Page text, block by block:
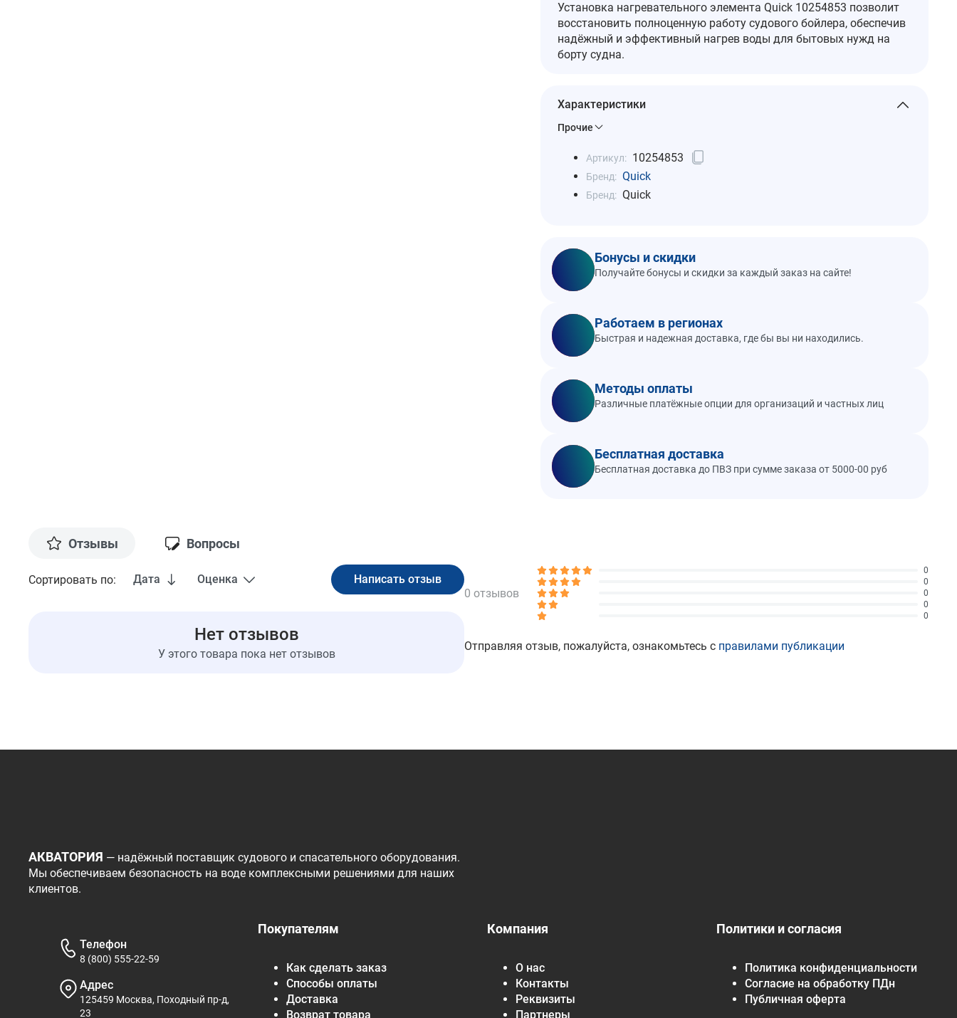
Установка нагревательного элемента Quick 10254853 позволит
восстановить полноценную работу судового бойлера, обеспечив
надёжный и эффективный нагрев воды для бытовых нужд на
борту судна.
Характеристики
Прочие
Артикул: 10254853
Бренд: Quick
Бренд: Quick
Бонусы и скидки
Получайте бонусы и скидки за каждый заказ на сайте!
Работаем в регионах
Быстрая и надежная доставка, где бы вы ни находились.
Методы оплаты
Различные платёжные опции для организаций и частных лиц
Бесплатная доставка
Бесплатная доставка до ПВЗ при сумме заказа от 5000-00 руб
Отзывы Вопросы
Сортировать по: Дата Оценка
Нет отзывов
У этого товара пока нет отзывов
0 отзывов
0
0
0
0
0
Отправляя отзыв, пожалуйста, ознакомьтесь с правилами публикации
АКВАТОРИЯ — надёжный поставщик судового и спасательного оборудования.
Мы обеспечиваем безопасность на воде комплексными решениями для наших
клиентов.
Покупателям
Как сделать заказ
Способы оплаты
Доставка
Возврат товара
Компания
О нас
Контакты
Реквизиты
Партнеры
Политики и согласия
Политика конфиденциальности
Согласие на обработку ПДн
Публичная оферта
Телефон
8 (800) 555-22-59
Адрес
125459 Москва, Походный пр-д,
23